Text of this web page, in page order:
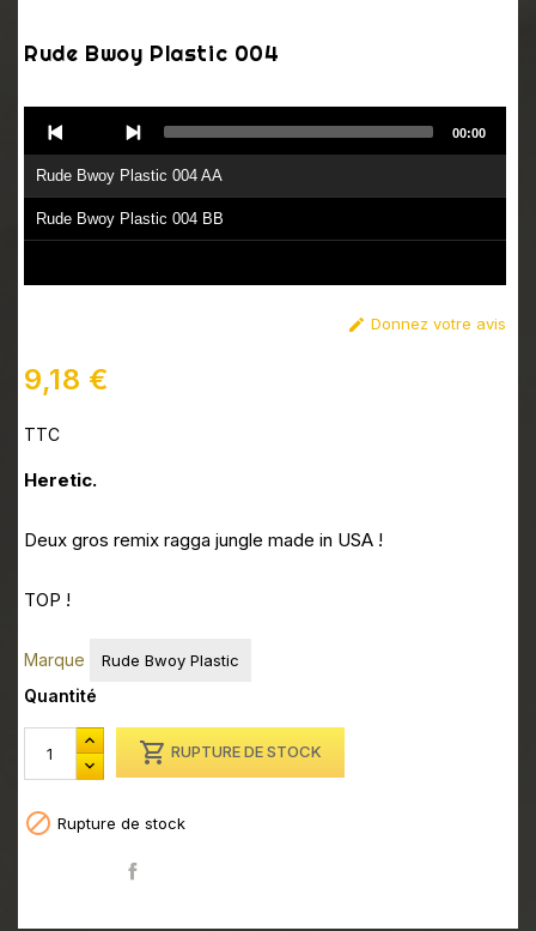
Rude Bwoy Plastic 004
Player
Rude Bwoy Plastic 004 AA
Rude Bwoy Plastic 004 BB
00:00
 Donnez votre avis
9,18 €
TTC
Heretic.
Deux gros remix ragga jungle made in USA !
TOP !
Marque Rude Bwoy Plastic
Quantité
 RUPTURE DE STOCK
 Rupture de stock